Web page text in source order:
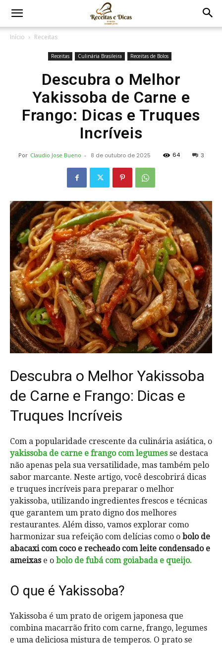
Início Receitas
Receitas Culinária Brasileira Receitas de Bolos
Descubra o Melhor
Yakissoba de Carne e
Frango: Dicas e Truques
Incríveis
Por Claudio Jose Bueno - 8 de outubro de 2025 64 3
Descubra o Melhor Yakissoba
de Carne e Frango: Dicas e
Truques Incríveis
Com a popularidade crescente da culinária asiática, o
yakissoba de carne e frango com legumesse destaca
não apenas pela sua versatilidade, mas também pelo
sabor marcante. Neste artigo, você descobrirá dicas
e truques incríveis para preparar o melhor
yakissoba, utilizando ingredientes frescos e técnicas
que garantem um prato digno dos melhores
restaurantes. Além disso, vamos explorar como
harmonizar sua refeição com delícias como o bolo de
abacaxi com coco e recheado com leite condensado e
ameixase o bolo de fubá com goiabada e queijo.
O que é Yakissoba?
Yakissoba é um prato de origem japonesa que
combina macarrão frito com carne, frango, legumes
e uma deliciosa mistura de temperos. O prato se